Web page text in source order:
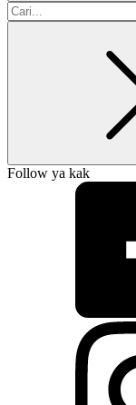
Search
for:
Follow ya kak